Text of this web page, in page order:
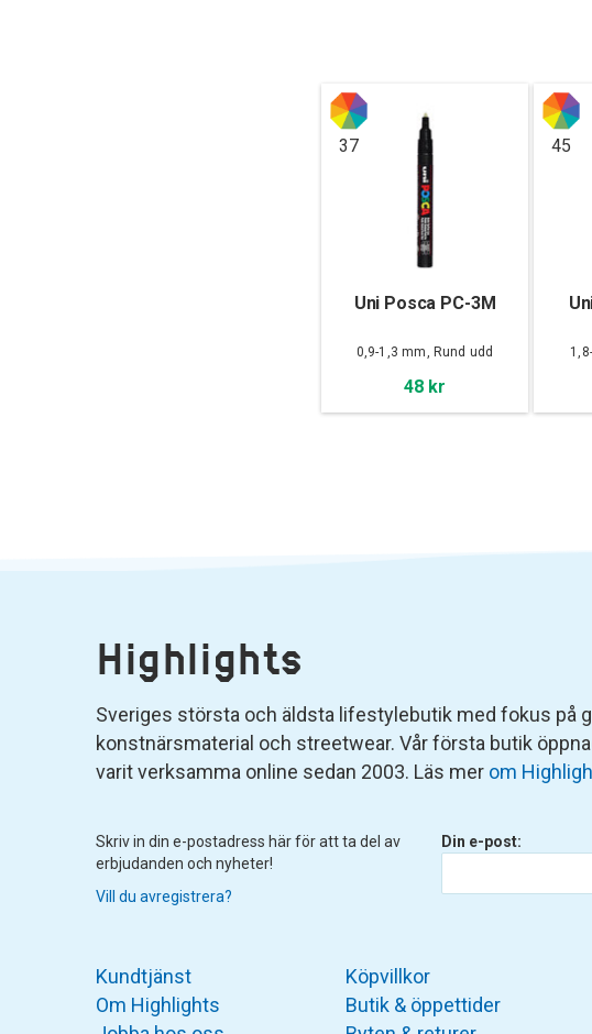
37
Uni Posca PC-3M
0,9-1,3 mm, Rund udd
48 kr
45
Highlights
Sveriges största och äldsta lifestylebutik med fokus på
konstnärsmaterial och streetwear. Vår första butik
varit verksamma online sedan 2003. Läs mer om
Skriv in din e-postadress här för att ta del av
erbjudanden och nyheter!
Vill du avregistrera?
Din e-post:
Kundtjänst
Om Highlights
Köpvillkor
Butik & öppettider